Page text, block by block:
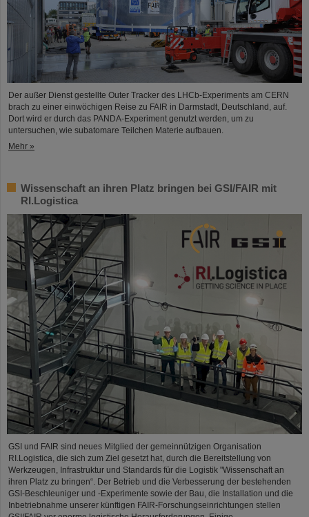
Der außer Dienst gestellte Outer Tracker des LHCb-Experiments am CERN
brach zu einer einwöchigen Reise zu FAIR in Darmstadt, Deutschland, auf.
Dort wird er durch das PANDA-Experiment genutzt werden, um zu
untersuchen, wie subatomare Teilchen Materie aufbauen.
Mehr »
Wissenschaft an ihren Platz bringen bei GSI/FAIR mit
RI.Logistica
GSI und FAIR sind neues Mitglied der gemeinnützigen Organisation
RI.Logistica, die sich zum Ziel gesetzt hat, durch die Bereitstellung von
Werkzeugen, Infrastruktur und Standards für die Logistik "Wissenschaft an
ihren Platz zu bringen“. Der Betrieb und die Verbesserung der bestehenden
GSI-Beschleuniger und -Experimente sowie der Bau, die Installation und die
Inbetriebnahme unserer künftigen FAIR-Forschungseinrichtungen stellen